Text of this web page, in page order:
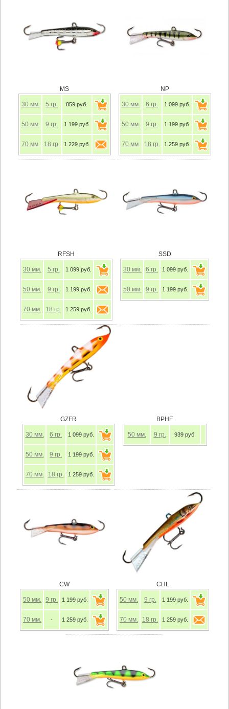
MS
30 мм. 5 гр. 859 руб.
50 мм. 9 гр. 1 199 руб.
70 мм. 18 гр. 1 229 руб.
NP
30 мм. 6 гр. 1 099 руб.
50 мм. 9 гр. 1 199 руб.
70 мм. 18 гр. 1 259 руб.
RFSH
30 мм. 5 гр. 1 099 руб.
50 мм. 9 гр. 1 199 руб.
70 мм. 18 гр. 1 259 руб.
SSD
30 мм. 6 гр. 1 099 руб.
50 мм. 9 гр. 1 199 руб.
GZFR
30 мм. 6 гр. 1 099 руб.
50 мм. 9 гр. 1 199 руб.
70 мм. 18 гр. 1 259 руб.
BPHF
50мм. гр. 939 руб.
CW
50 мм. 9 гр. 1 199 руб.
70 мм. - 1 259 руб.
CHL
50 мм. 9 гр. 1 199 руб.
70 мм. 18 гр. 1 259 руб.